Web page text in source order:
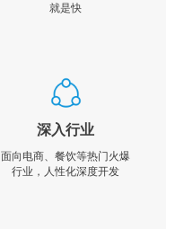
就是快
深入行业
面向电商、餐饮等热门火爆
行业，人性化深度开发